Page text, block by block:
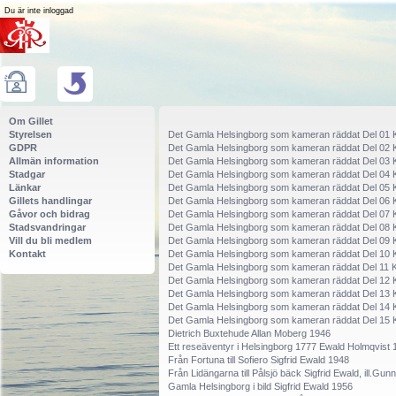
Du är inte inloggad
Om Gillet
Styrelsen
GDPR
Allmän information
Stadgar
Länkar
Gillets handlingar
Gåvor och bidrag
Stadsvandringar
Vill du bli medlem
Kontakt
Det Gamla Helsingborg som kameran räddat Del 01
Det Gamla Helsingborg som kameran räddat Del 02
Det Gamla Helsingborg som kameran räddat Del 03
Det Gamla Helsingborg som kameran räddat Del 04
Det Gamla Helsingborg som kameran räddat Del 05
Det Gamla Helsingborg som kameran räddat Del 06
Det Gamla Helsingborg som kameran räddat Del 07
Det Gamla Helsingborg som kameran räddat Del 08
Det Gamla Helsingborg som kameran räddat Del 09
Det Gamla Helsingborg som kameran räddat Del 10
Det Gamla Helsingborg som kameran räddat Del 11
Det Gamla Helsingborg som kameran räddat Del 12
Det Gamla Helsingborg som kameran räddat Del 13
Det Gamla Helsingborg som kameran räddat Del 14
Det Gamla Helsingborg som kameran räddat Del 15
Dietrich Buxtehude Allan Moberg 1946
Ett reseäventyr i Helsingborg 1777 Ewald Holmqvist
Från Fortuna till Sofiero Sigfrid Ewald 1948
Från Lidängarna till Pålsjö bäck Sigfrid Ewald,
Gamla Helsingborg i bild Sigfrid Ewald 1956